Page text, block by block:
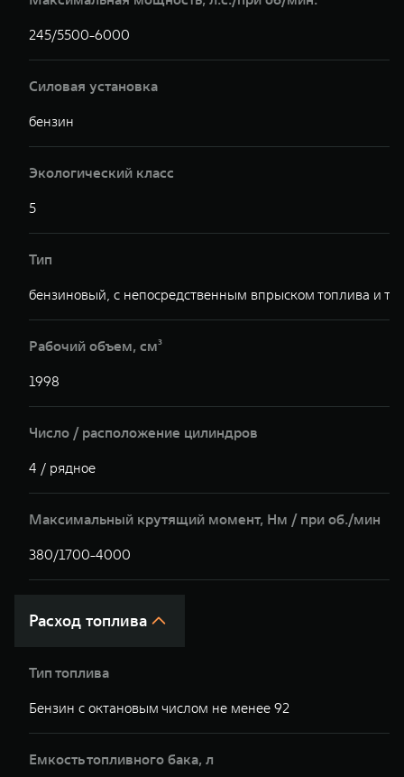
245/5500-6000
Силовая установка
бензин
Экологический класс
5
Тип
бензиновый, с непосредственным впрыском топлива и
Рабочий объем, см³
1998
Число / расположение цилиндров
4 / рядное
Максимальный крутящий момент, Hм / при об./мин
380/1700-4000
Расход топлива
Тип топлива
Бензин с октановым числом не менее 92
Емкость топливного бака, л